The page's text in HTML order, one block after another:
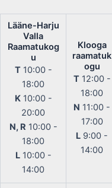
Lääne-Harju
Valla
Raamatukog
u
T10:00 -
18:00
K10:00 -
20:00
N, R 10:00 -
18:00
L10:00 -
14:00
Klooga
raamatuk
ogu
T12:00 -
18:00
N 11:00 -
17:00
L 9:00 -
14:00